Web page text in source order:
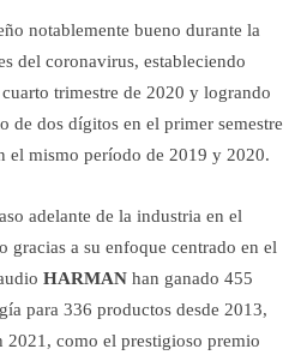
notablemente bueno durante la
del coronavirus, estableciendo
trimestre de 2020 y logrando
de dos dígitos en el primer semestre
el mismo período de 2019 y 2020.
adelante de la industria en el
gracias a su enfoque centrado en el
HARMAN han ganado 455
para 336 productos desde 2013,
como el prestigioso premio